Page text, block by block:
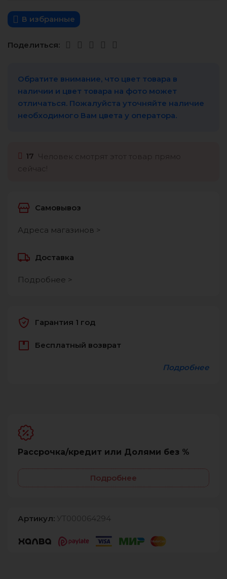
В избранные
Поделиться:
Обратите внимание, что цвет товара в
наличии и цвет товара на фото может
отличаться. Пожалуйста уточняйте наличие
необходимого Вам цвета у оператора.
17
Самовывоз
Адреса магазинов >
Доставка
Подробнее >
Гарантия 1 год
Бесплатный возврат
Подробнее
Рассрочка/кредит или Долями без %
Подробнее
Артикул: УТ000064294